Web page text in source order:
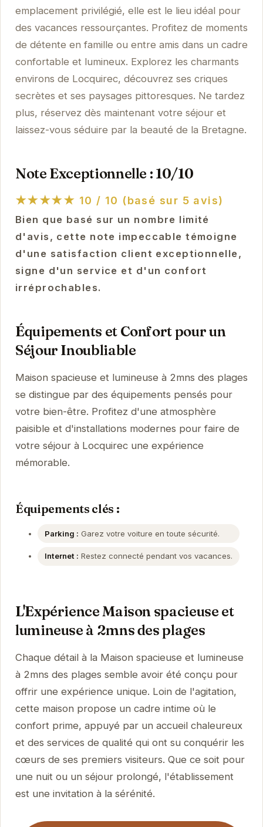
emplacement privilégié, elle est le lieu idéal pour
des vacances ressourçantes. Profitez de moments
de détente en famille ou entre amis dans un cadre
confortable et lumineux. Explorez les charmants
environs de Locquirec, découvrez ses criques
secrètes et ses paysages pittoresques. Ne tardez
plus, réservez dès maintenant votre séjour et
laissez-vous séduire par la beauté de la Bretagne.
Note Exceptionnelle : 10/10
★★★★★ 10 / 10 (basé sur 5 avis)
Bien que basé sur un nombre limité
d'avis, cette note impeccable témoigne
d'une satisfaction client exceptionnelle,
signe d'un service et d'un confort
irréprochables.
Équipements et Confort pour un
Séjour Inoubliable
Maison spacieuse et lumineuse à 2mns des plages
se distingue par des équipements pensés pour
votre bien-être. Profitez d'une atmosphère
paisible et d'installations modernes pour faire de
votre séjour à Locquirec une expérience
mémorable.
Équipements clés :
Parking : Garez votre voiture en toute sécurité.
Internet : Restez connecté pendant vos vacances.
L'Expérience Maison spacieuse et
lumineuse à 2mns des plages
Chaque détail à la Maison spacieuse et lumineuse
à 2mns des plages semble avoir été conçu pour
offrir une expérience unique. Loin de l'agitation,
cette maison propose un cadre intime où le
confort prime, appuyé par un accueil chaleureux
et des services de qualité qui ont su conquérir les
cœurs de ses premiers visiteurs. Que ce soit pour
une nuit ou un séjour prolongé, l'établissement
est une invitation à la sérénité.